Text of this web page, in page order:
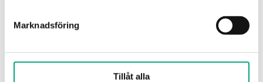
Marknadsföring
Tillåt alla
Plats för ytterligare utrustning, såsom en 4G-
modem eller rökstyrning
Huvudströmbrytare för underhåll
Regin uppdaterar också skåpet i två rader, CAB-
namn för tydlighet, CAB-STD28-2R.